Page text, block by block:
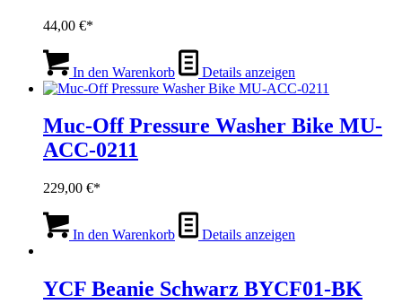
44,00 €
In den Warenkorb Details anzeigen
Muc-Off Pressure Washer Bike MU-
ACC-0211
229,00 €
In den Warenkorb Details anzeigen
YCF Beanie Schwarz BYCF01-BK